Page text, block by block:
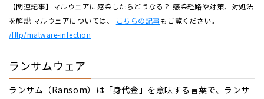
【関連記事】マルウェアに感染したらどうなる？ 感染経路や対策、対処法
を解説 マルウェアについては、
こちらの記事もご覧ください。
/fllp/malware-infection
ランサムウェア
ランサム（Ransom）は「身代金」を意味する言葉で、ランサ